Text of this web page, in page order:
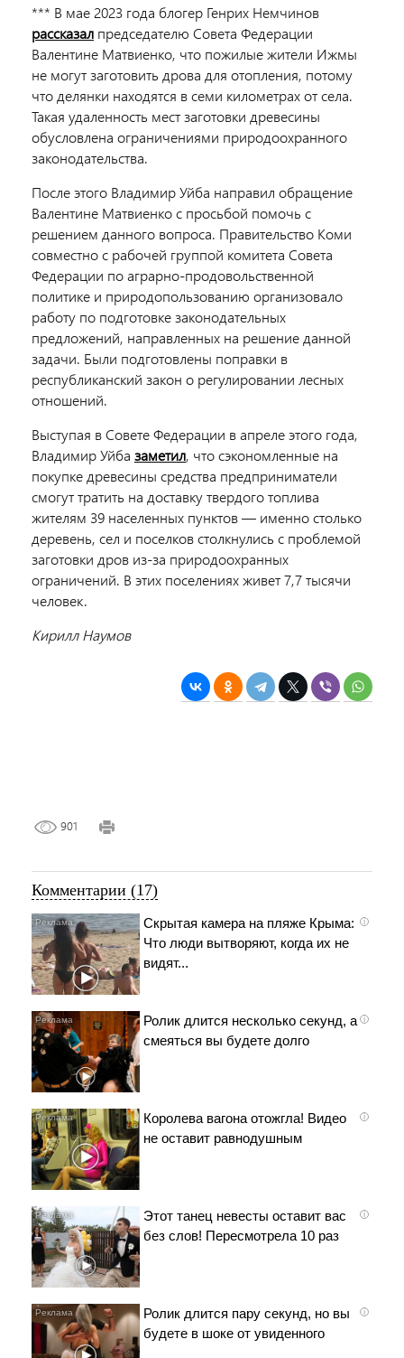
*** В мае 2023 года блогер Генрих Немчинов
рассказал председателю Совета Федерации
Валентине Матвиенко, что пожилые жители Ижмы
не могут заготовить дрова для отопления, потому
что делянки находятся в семи километрах от села.
Такая удаленность мест заготовки древесины
обусловлена ограничениями природоохранного
законодательства.
После этого Владимир Уйба направил обращение
Валентине Матвиенко с просьбой помочь с
решением данного вопроса. Правительство Коми
совместно с рабочей группой комитета Совета
Федерации по аграрно-продовольственной
политике и природопользованию организовало
работу по подготовке законодательных
предложений, направленных на решение данной
задачи. Были подготовлены поправки в
республиканский закон о регулировании лесных
отношений.
Выступая в Совете Федерации в апреле этого года,
Владимир Уйба заметил, что сэкономленные на
покупке древесины средства предприниматели
смогут тратить на доставку твердого топлива
жителям 39 населенных пунктов — именно столько
деревень, сел и поселков столкнулись с проблемой
заготовки дров из-за природоохранных
ограничений. В этих поселениях живет 7,7 тысячи
человек.
Кирилл Наумов
901
Комментарии (17)
i
Скрытая камера на пляже Крыма:
Что люди вытворяют, когда их не
видят...
i
Ролик длится несколько секунд, а
смеяться вы будете долго
i
Королева вагона отожгла! Видео
не оставит равнодушным
i
Этот танец невесты оставит вас
без слов! Пересмотрела 10 раз
i
Ролик длится пару секунд, но вы
будете в шоке от увиденного